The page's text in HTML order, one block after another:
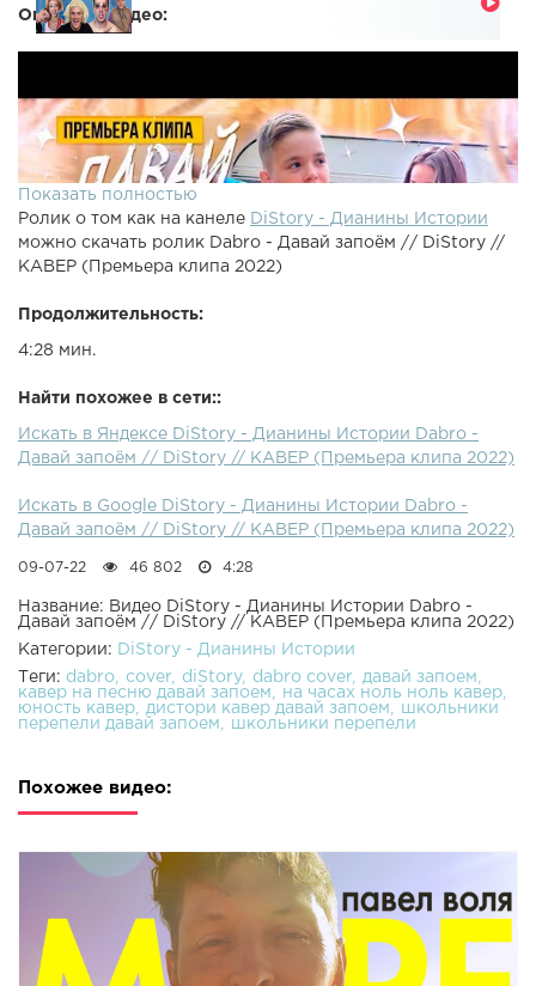
Описание видео:
Показать полностью
Ролик о том как на канеле
DiStory - Дианины Истории
можно скачать ролик Dabro - Давай запоëм // DiStory //
КАВЕР (Премьера клипа 2022)
Продолжительность:
4:28 мин.
Найти похожее в сети::
Искать в Яндексе DiStory - Дианины Истории Dabro -
Давай запоëм // DiStory // КАВЕР (Премьера клипа 2022)
Искать в Google DiStory - Дианины Истории Dabro -
Давай запоëм // DiStory // КАВЕР (Премьера клипа 2022)
09-07-22 46 802 4:28
Название: Видео DiStory - Дианины Истории Dabro -
Давай запоëм // DiStory // КАВЕР (Премьера клипа 2022)
Категории:
DiStory - Дианины Истории
Теги: dabro cover diStory dabro cover
давай запоем
кавер на песню давай запоем
на часах ноль ноль кавер
юность кавер
дистори кавер давай запоем
школьники
перепели давай запоем
школьники перепели
Похожее видео: